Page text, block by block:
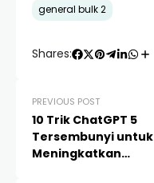
general bulk 2
Shares:
PREVIOUS POST
10 Trik ChatGPT 5
Tersembunyi untuk
Meningkatkan